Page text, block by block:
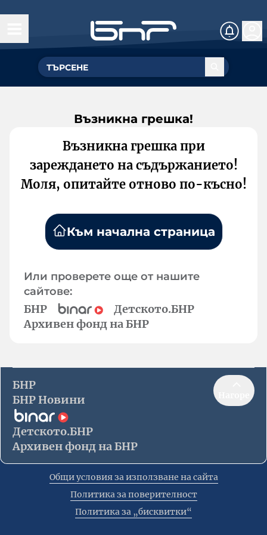
Възникна грешка!
Възникна грешка при
зареждането на съдържанието!
Моля, опитайте отново по-късно!
Към начална страница
Или проверете още от нашите
сайтове:
БНР
Детското.БНР
Архивен фонд на БНР
БНР
БНР Новини
Детското.БНР
Архивен фонд на БНР
Общи условия за използване на сайта
Политика за поверителност
Политика за „бисквитки“